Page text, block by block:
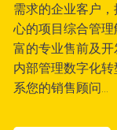
需求的企业客户
心的项目综合管
富的专业售前及
内部管理数字化
系您的销售顾问...